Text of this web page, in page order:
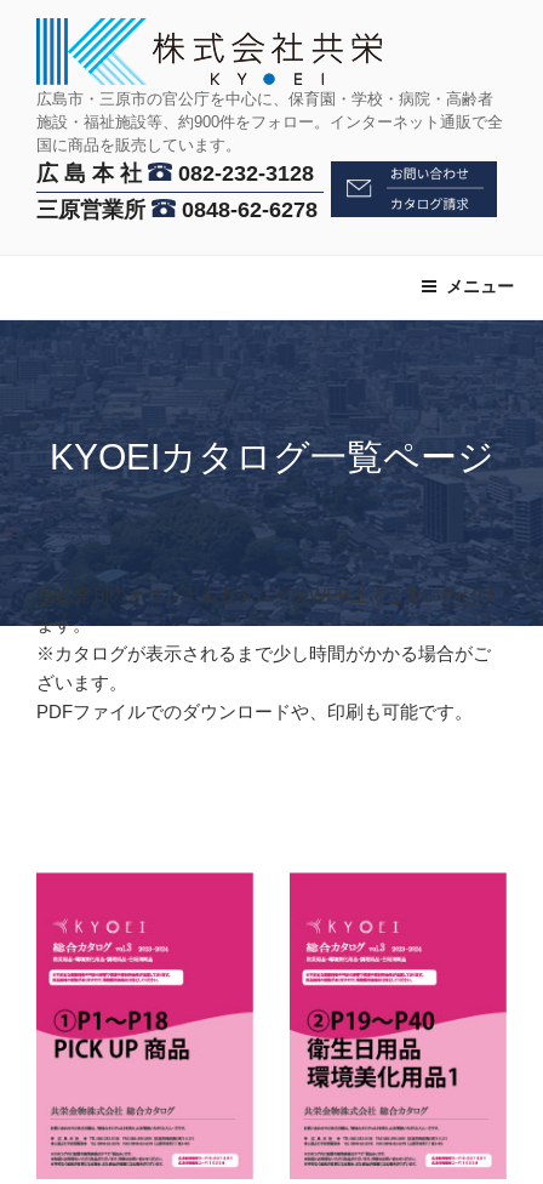
広島市・三原市の官公庁を中心に、保育園・学校・病院・高齢者
施設・福祉施設等、約900件をフォロー。インターネット通販で全
国に商品を販売しています。
広 島 本 社
082-232-3128
三原営業所
0848-62-6278
メニュー
KYOEIカタログ一覧ページ
当社発刊のオリジナルカタログをWEB上でご覧いただけ
ます。
※カタログが表示されるまで少し時間がかかる場合がご
ざいます。
PDFファイルでのダウンロードや、印刷も可能です。